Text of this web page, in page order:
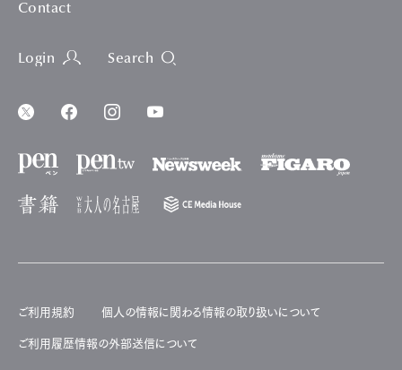
Contact
Login Search
ご利用規約 個人の情報に関わる情報の取り扱いについて
ご利用履歴情報の外部送信について